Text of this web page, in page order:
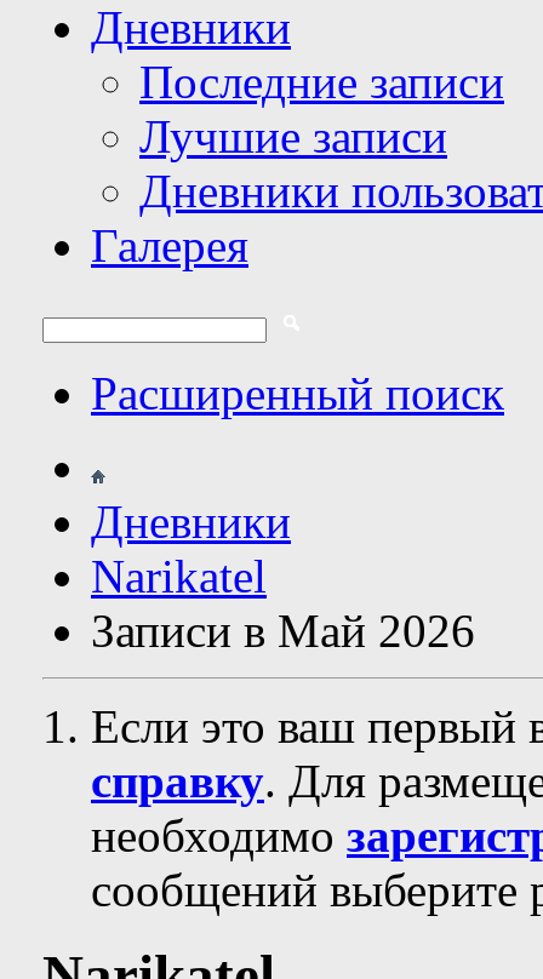
Дневники
Последние записи
Лучшие записи
Дневники
Галерея
Расширенный поиск
Дневники
Narikatel
Записи в Май 2026
Если это ваш первый
справку. Для
необходимо
сообщений выберите